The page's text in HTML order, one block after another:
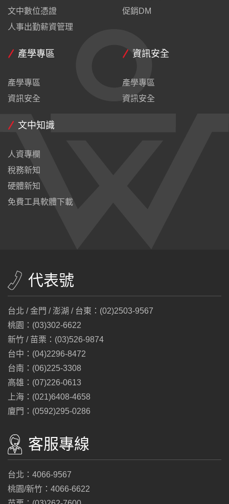
文中數位憑證
人事出勤薪資管理
促銷DM
產學專區
產學專區
資訊安全
資訊安全
產學專區
資訊安全
文中知識
人資專欄
稅務新知
硬體新知
免費工具軟體下載
代表號
台北 / 金門 / 澎湖 / 台東：(02)2503-9567
桃園：(03)302-6622
新竹 / 苗栗：(03)526-9874
台中：(04)2296-8472
台南：(06)225-3308
高雄：(07)226-0613
上海：(021)6408-4658
廈門：(0592)295-0286
客服專線
台北：4066-9567
桃園/新竹：4066-6622